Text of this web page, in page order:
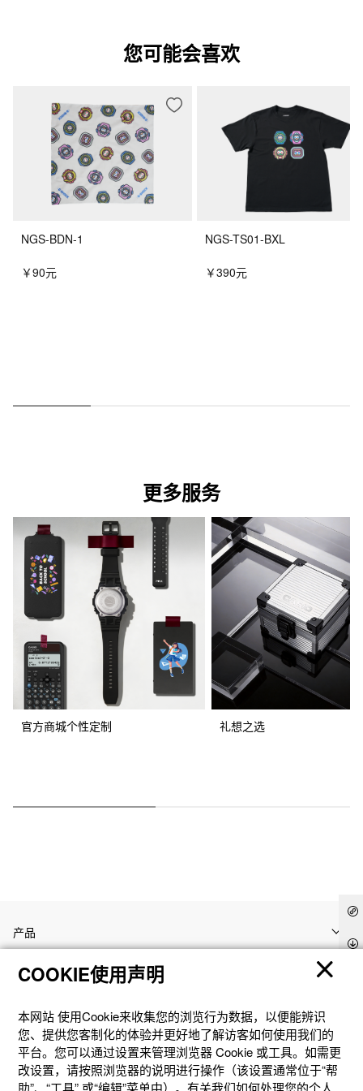
您可能会喜欢
NGS-BDN-1
￥90元
NGS-TS01-BXL
￥390元
更多服务
官方商城个性定制 礼想之选
产品
客户支持
资讯
社交媒体
COOKIE使用声明
本网站 使⽤Cookie来收集您的浏览⾏为数据，以便能辨识
您、提供您客制化的体验并更好地了解访客如何使⽤我们的
平台。您可以通过设置来管理浏览器 Cookie 或⼯具。如需更
改设置，请按照浏览器的说明进⾏操作（该设置通常位于“帮
助”、“⼯具” 或“编辑”菜单中）。有关我们如何处理您的个⼈